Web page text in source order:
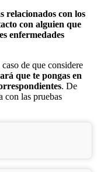
relacionados con los
con alguien que
enfermedades
de que considere
que te pongas en
. De
con las pruebas